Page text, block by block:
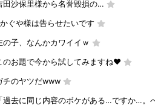
田沙保里様から名誉毀損の…
ぐや様は告らせたいです
の子、なんかカワイイｗ
のお題で今から試してみますね❤️
チのヤツだwww
「過去に同じ内容のボケがある…ですか…。